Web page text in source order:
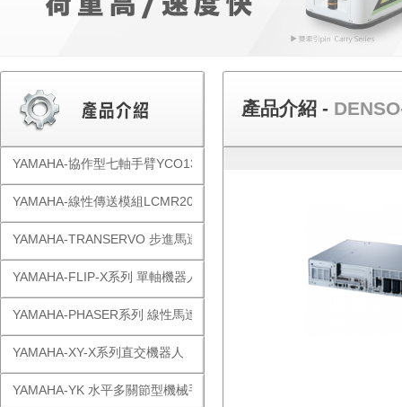
YAMAHA-協作型七軸手臂YCO1300
YAMAHA-線性傳送模組LCMR200
YAMAHA-TRANSERVO 步進馬達單軸
YAMAHA-FLIP-X系列 單軸機器人
YAMAHA-PHASER系列 線性馬達
YAMAHA-XY-X系列直交機器人
YAMAHA-YK 水平多關節型機械手
產品介紹 -